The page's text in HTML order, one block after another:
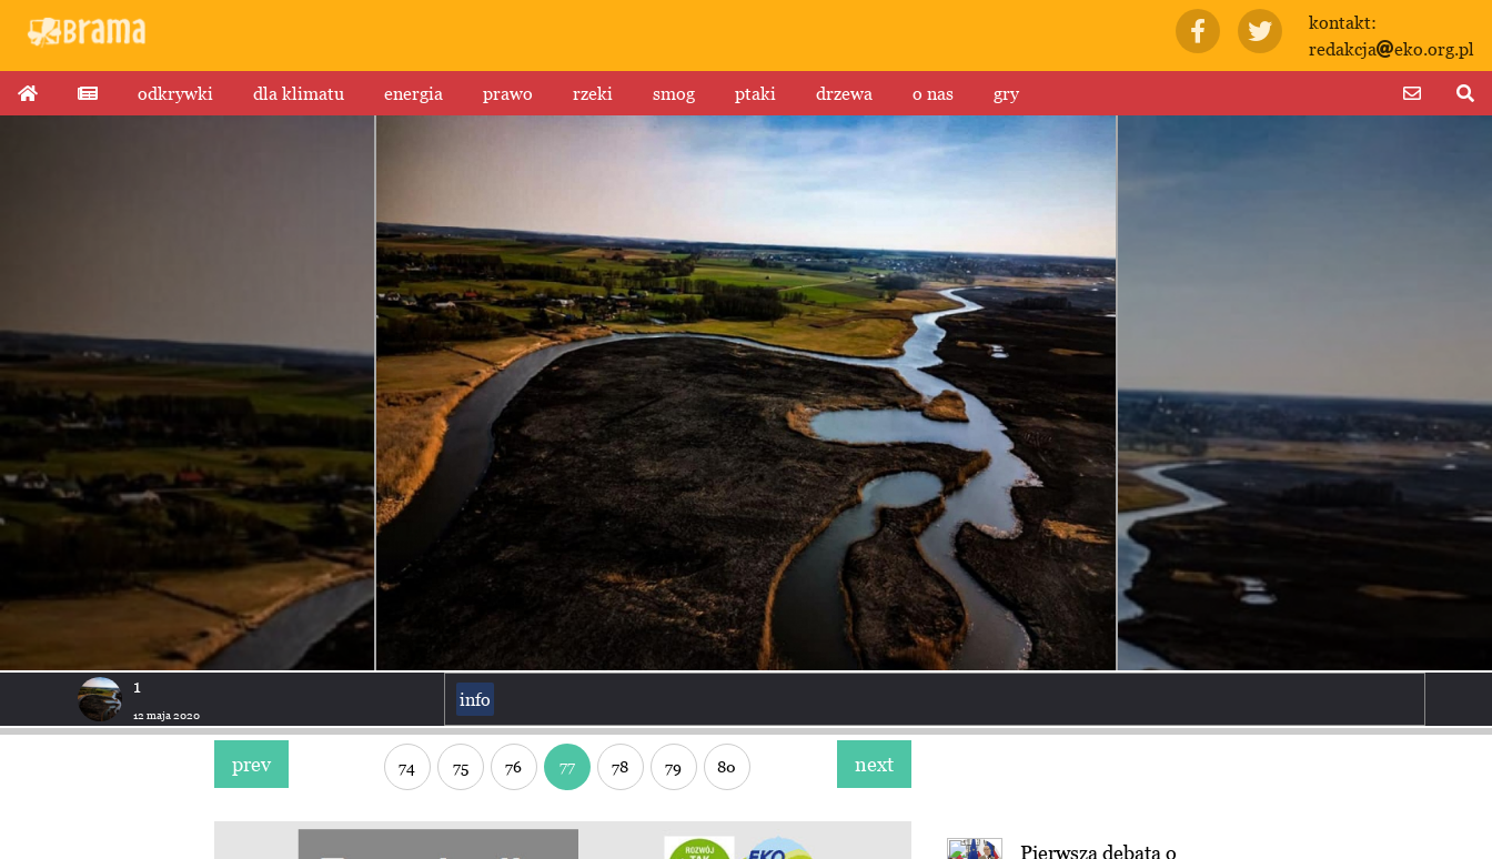
kontakt:
redakcja
eko.org.pl
odkrywki dla klimatu energia prawo rzeki smog ptaki drzewa o nas gry
1
12 maja 2020
info
prev 74 75 76 77 78 79 80 next
Pierwsza debata o